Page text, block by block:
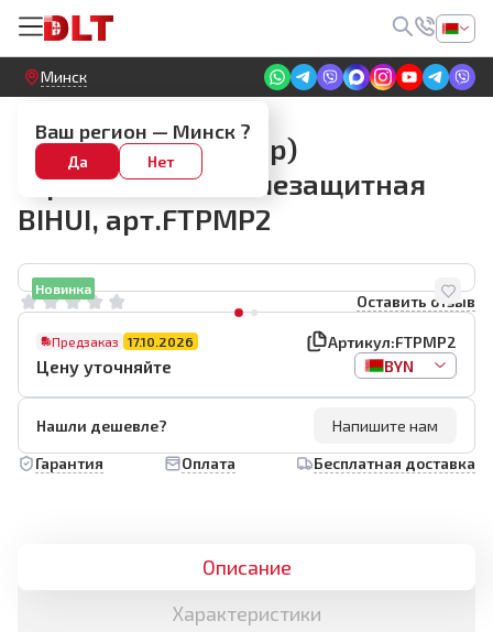
Круглосуточный! Прием заявок на сайте
Минск
Ваш регион — Минск ?
Да Нет
Разное для укладки
Маска (Респиратор)
строительная пылезащитная
BIHUI, арт.FTPMP2
Новинка
Оставить отзыв
Предзаказ 17.10.2026 Артикул:FTPMP2
Цену уточняйте BYN
Нашли дешевле?
Напишите нам
Гарантия
Оплата Бесплатная доставка
Описание
Характеристики